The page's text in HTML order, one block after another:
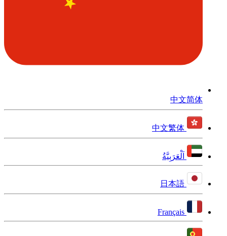
中文简体
中文繁体
اَلْعَرَبِيَّةُ
日本語
Français